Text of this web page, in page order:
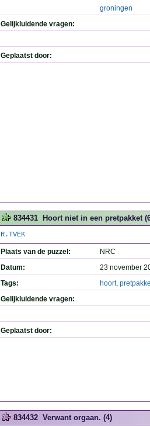
groningen
Gelijkluidende vragen:
Geplaatst door:
834431 Hoort niet in een pretpakket
R.TVEK
Plaats van de puzzel:
NRC
Datum:
23 november
Tags:
hoort,
Gelijkluidende vragen:
Geplaatst door:
834432 Verwant orgaan. (4)